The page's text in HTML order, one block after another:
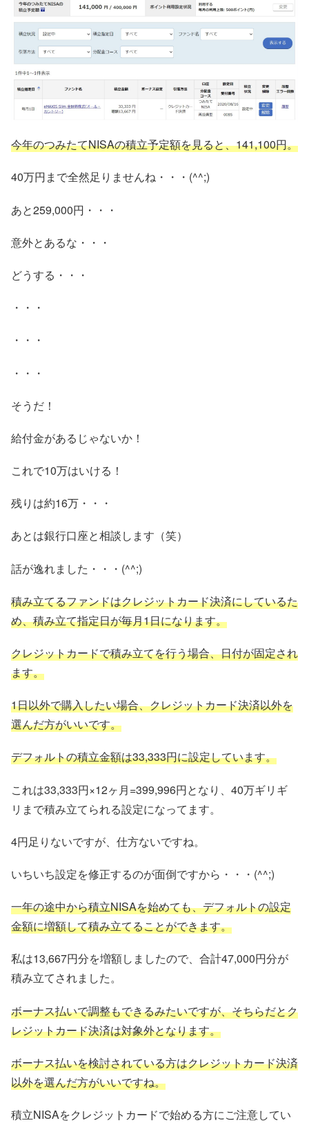
今年のつみたてNISAの積立予定額を見ると、141,100円。
40万円まで全然足りませんね・・・(^^;)
あと259,000円・・・
意外とあるな・・・
どうする・・・
・・・
・・・
・・・
そうだ！
給付金があるじゃないか！
これで10万はいける！
残りは約16万・・・
あとは銀行口座と相談します（笑）
話が逸れました・・・(^^;)
積み立てるファンドはクレジットカード決済にしているた
め、積み立て指定日が毎月1日になります。
クレジットカードで積み立てを行う場合、日付が固定され
ます。
1日以外で購入したい場合、クレジットカード決済以外を
選んだ方がいいです。
デフォルトの積立金額は33,333円に設定しています。
これは33,333円×12ヶ月=399,996円となり、40万ギリギ
リまで積み立てられる設定になってます。
4円足りないですが、仕方ないですね。
いちいち設定を修正するのが面倒ですから・・・(^^;)
一年の途中から積立NISAを始めても、デフォルトの設定
金額に増額して積み立てることができます。
私は13,667円分を増額しましたので、合計47,000円分が
積み立てされました。
ボーナス払いで調整もできるみたいですが、そちらだとク
レジットカード決済は対象外となります。
ボーナス払いを検討されている方はクレジットカード決済
以外を選んだ方がいいですね。
積立NISAをクレジットカードで始める方にご注意してい